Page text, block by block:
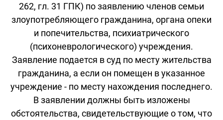
262, гл. 31 ГПК) по заявлению членов семьи
злоупотребляющего гражданина, органа опеки
и попечительства, психиатрического
(психоневрологического) учреждения.
Заявление подается в суд по месту жительства
гражданина, а если он помещен в указанное
учреждение - по месту нахождения последнего.
В заявлении должны быть изложены
обстоятельства, свидетельствующие о том, что